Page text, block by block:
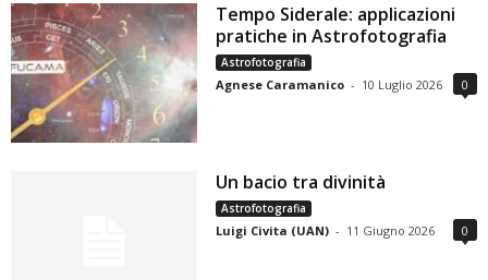
Tempo Siderale: applicazioni
pratiche in Astrofotografia
Astrofotografia
Agnese Caramanico - 10 Luglio 2026 0
Un bacio tra divinità
Astrofotografia
Luigi Civita (UAN) - 11 Giugno 2026 0